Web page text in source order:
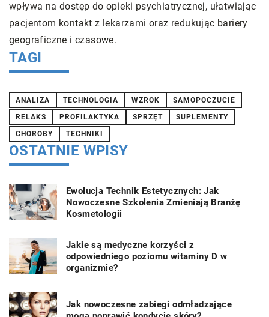
samopoczucie i zwiększyć efektywność w pracy.
Odpowiednia dieta i organizacja posiłków mogą
wpływać na naszą produktywność.
TAGI
ANALIZA TECHNOLOGIA WZROK
SAMOPOCZUCIE
RELAKS
PROFILAKTYKA SPRZĘT
SUPLEMENTY
CHOROBY
TECHNIKI
OSTATNIE WPISY
Ewolucja Technik Estetycznych: Jak
Nowoczesne Szkolenia Zmieniają Branżę
Kosmetologii
Jakie są medyczne korzyści z
odpowiedniego poziomu witaminy D w
organizmie?
Jak nowoczesne zabiegi odmładzające